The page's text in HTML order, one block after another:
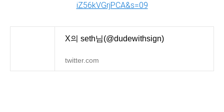
iZ56kVGrjPCA&s=09
X의 seth님(@dudewithsign)
twitter.com